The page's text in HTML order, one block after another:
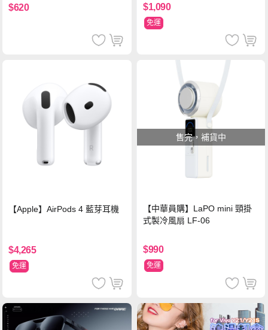
$620 $1,090
免運
【Apple】AirPods 4 藍芽耳機
$4,265
免運
售完，補貨中
【中華員購】LaPO mini 頸掛
式製冷風扇 LF-06
$990
免運